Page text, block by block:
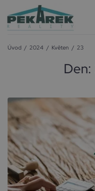
Úvod / 2024 / Květen / 23
Den: